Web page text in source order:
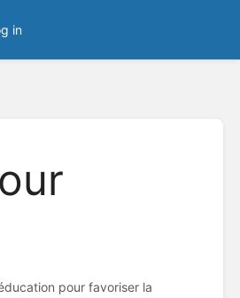
in
pour favoriser la